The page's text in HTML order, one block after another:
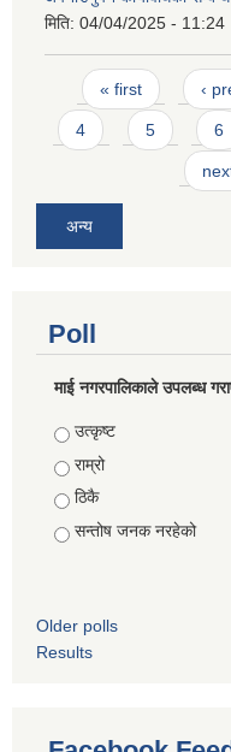
मिति: 04/04/2025 - 11:24
Pages
« first ‹
4 5 6
अन्य
Poll
माई नगरपालिकाले उपलब्ध
Choices
उत्कृष्ट
राम्रो
ठिकै
सन्तोष जनक नरहेको
Older polls
Results